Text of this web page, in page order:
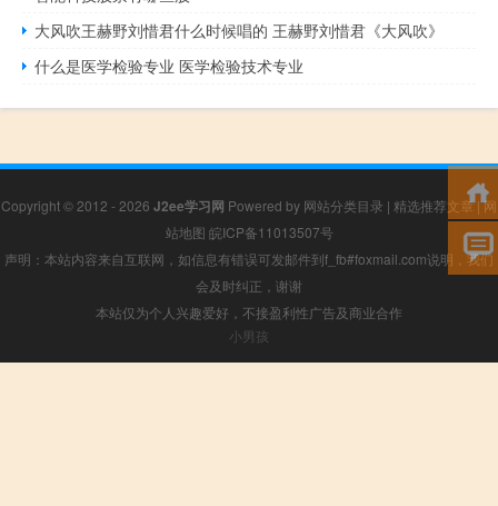
大风吹王赫野刘惜君什么时候唱的 王赫野刘惜君《大风吹》
什么是医学检验专业 医学检验技术专业
Copyright © 2012 - 2026 J2ee学习网 Powered by 网站分类目录 | 精选推荐文章|网
站地图 皖ICP备11013507号
声明：本站内容来自互联网，如信息有错误可发邮件到f_fb#foxmail.com说明，我们
会及时纠正，谢谢
本站仅为个人兴趣爱好，不接盈利性广告及商业合作
小男孩